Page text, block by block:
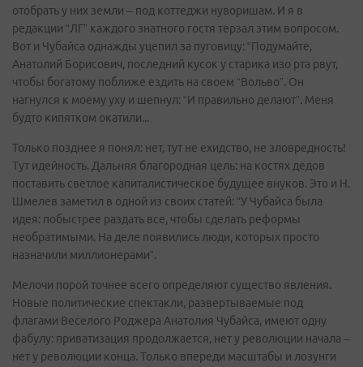
отобрать у них земли – под коттеджи нуворишам. И я в
редакции “ЛГ” каждого знатного гостя терзал этим вопросом.
Вот и Чубайса однажды уцепил за пуговицу: “Подумайте,
Анатолий Борисович, последний кусок у старика изо рта рвут,
чтобы богатому поближе ездить на своем “Вольво”. Он
нагнулся к моему уху и шепнул: “И правильно делают”. Меня
будто кипятком окатили...
Только позднее я понял: нет, тут не ехидство, не зловредность!
Тут идейность. Дальняя благородная цель: на костях дедов
поставить светлое капиталистическое будущее внуков. Это и Н.
Шмелев заметил в одной из своих статей: “У Чубайса была
идея: побыстрее раздать все, чтобы сделать реформы
необратимыми. На деле появились люди, которых просто
назначили миллионерами”.
Мелочи порой точнее всего определяют существо явления.
Новые политические спектакли, развертываемые под
флагами Веселого Роджера Анатолия Чубайса, имеют одну
фабулу: приватизация продолжается, нет у революции начала –
нет у революции конца. Только впереди масштабы и лозунги